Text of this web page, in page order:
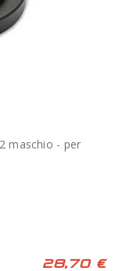
maschio - per
28,70 €